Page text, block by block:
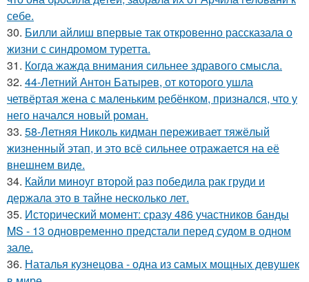
себе.
30. Билли айлиш впервые так откровенно рассказала о
жизни с синдромом туретта.
31. Когда жажда внимания сильнее здравого смысла.
32. 44-Летний Антон Батырев, от которого ушла
четвёртая жена с маленьким ребёнком, признался, что у
него начался новый роман.
33. 58-Летняя Николь кидман переживает тяжёлый
жизненный этап, и это всё сильнее отражается на её
внешнем виде.
34. Кайли миноуг второй раз победила рак груди и
держала это в тайне несколько лет.
35. Исторический момент: сразу 486 участников банды
MS - 13 одновременно предстали перед судом в одном
зале.
36. Наталья кузнецова - одна из самых мощных девушек